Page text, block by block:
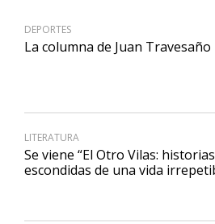
DEPORTES
La columna de Juan Travesaño
LITERATURA
Se viene “El Otro Vilas: historias
escondidas de una vida